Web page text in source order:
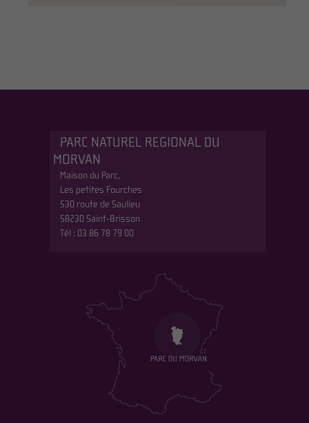
PARC NATUREL REGIONAL DU
MORVAN
Maison du Parc,
Les petites Fourches
530 route de Saulieu
58230 Saint-Brisson
Tél : 03 86 78 79 00